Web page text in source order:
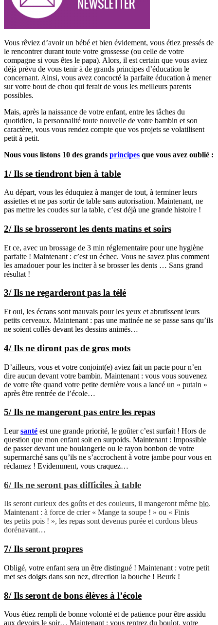
Vous rêviez d’avoir un bébé et bien évidement, vous étiez pressés de
le rencontrer durant toute votre grossesse (ou celle de votre
compagne si vous êtes le papa). Alors, il est certain que vous aviez
déjà prévu de vous tenir à de grands principes d’éducation le
concernant. Ainsi, vous avez concocté la parfaite éducation à mener
sur votre bout de chou qui ferait de vous les meilleurs parents
possibles.
Mais, après la naissance de votre enfant, entre les tâches du
quotidien, la personnalité toute nouvelle de votre bambin et son
caractère, vous vous rendez compte que vos projets se volatilisent
petit à petit.
Nous vous listons 10 des grands principes que vous avez oublié :
1/ Ils se tiendront bien à table
Au départ, vous les éduquiez à manger de tout, à terminer leurs
assiettes et ne pas sortir de table sans autorisation. Maintenant, ne
pas mettre les coudes sur la table, c’est déjà une grande histoire !
2/ Ils se brosseront les dents matins et soirs
Et ce, avec un brossage de 3 min réglementaire pour une hygiène
parfaite ! Maintenant : c’est un échec. Vous ne savez plus comment
les amadouer pour les inciter à se brosser les dents … Sans grand
résultat !
3/ Ils ne regarderont pas la télé
Et oui, les écrans sont mauvais pour les yeux et abrutissent leurs
petits cerveaux. Maintenant : pas une matinée ne se passe sans qu’ils
ne soient collés devant les dessins animés…
4/ Ils ne diront pas de gros mots
D’ailleurs, vous et votre conjoint(e) aviez fait un pacte pour n’en
dire aucun devant votre bambin. Maintenant : vous vous souvenez
de votre tête quand votre petite dernière vous a lancé un « putain »
après être rentrée de l’école…
5/ Ils ne mangeront pas entre les repas
Leursanté est une grande priorité, le goûter c’est surfait ! Hors de
question que mon enfant soit en surpoids. Maintenant : Impossible
de passer devant une boulangerie ou le rayon bonbon de votre
supermarché sans qu’ils ne s’accrochent à votre jambe pour vous en
réclamez ! Evidemment, vous craquez…
6/ Ils ne seront pas difficiles à table
Ils seront curieux des goûts et des couleurs, il mangeront même bio.
Maintenant : à force de crier « Mange ta soupe ! » ou « Finis
tes petits pois ! », les repas sont devenus purée et cordons bleus
dorénavant…
7/ Ils seront propres
Obligé, votre enfant sera un être distingué ! Maintenant : votre petit
met ses doigts dans son nez, direction la bouche ! Beurk !
8/ Ils seront de bons élèves à l’école
Vous étiez rempli de bonne volonté et de patience pour être assidu
aux devoirs le soir… Maintenant : vous rentrez du boulot, votre